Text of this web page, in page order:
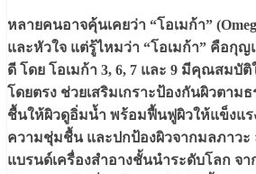
หลายคนอาจคุ้นเคยว่า “โอเมก้า”
และหัวใจ แต่รู้ไหมว่า “โอเมก้า” คือกุ
ดี โดย โอเมก้า 3, 6, 7 และ 9 มีคุณสมบั
โดยตรง ช่วยเสริมเกราะป้องกันผิวตาม
ชื้นให้ผิวดูอิ่มน้ำ พร้อมฟื้นฟูผิวให้แข็งแร
ความชุ่มชื้น และปกป้องผิวจากมลภาวะ
แบรนด์เครื่องสำอางชั้นนำระดับโลก จา